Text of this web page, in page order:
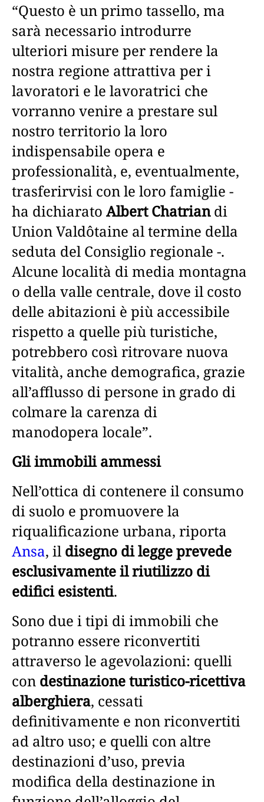
“Questo è un primo tassello, ma
sarà necessario introdurre
ulteriori misure per rendere la
nostra regione attrattiva per i
lavoratori e le lavoratrici che
vorranno venire a prestare sul
nostro territorio la loro
indispensabile opera e
professionalità, e, eventualmente,
trasferirvisi con le loro famiglie -
ha dichiarato Albert Chatriandi
Union Valdôtaine al termine della
seduta del Consiglio regionale -.
Alcune località di media montagna
o della valle centrale, dove il costo
delle abitazioni è più accessibile
rispetto a quelle più turistiche,
potrebbero così ritrovare nuova
vitalità, anche demografica, grazie
all’afflusso di persone in grado di
colmare la carenza di
manodopera locale”.
Gli immobili ammessi
Nell’ottica di contenere il consumo
di suolo e promuovere la
riqualificazione urbana, riporta
Ansa, ildisegno di legge prevede
esclusivamente il riutilizzo di
edifici esistenti.
Sono due i tipi di immobili che
potranno essere riconvertiti
attraverso le agevolazioni: quelli
con destinazione turistico-ricettiva
alberghiera, cessati
definitivamente e non riconvertiti
ad altro uso; e quelli con altre
destinazioni d’uso, previa
modifica della destinazione in